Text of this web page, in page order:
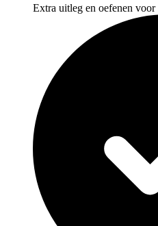
Extra uitleg en oefenen